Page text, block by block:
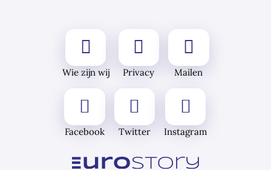
Wie zijn wij Privacy Mailen
Facebook Twitter Instagram